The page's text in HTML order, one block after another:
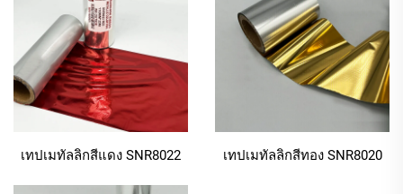
ผลิต การจัดส่ง และการจัดจำหน่าย ช่วยรักษาความต่อ
เนื่องของภาพลักษณ์แบรนด์
1.3 การยึดติดพิเศษสำหรับพื้นผิวเรียบ
ริบบิ้นสีเมทัลลิกได้รับการปรับให้เหมาะสมสำหรับพื้นผิว
เรียบ สามารถยึดติดได้อย่างแนบสนิทกับริบบิ้นซาติน (ซึ่ง
เป็นวัสดุหลักสำหรับของขวัญ/งานฝีมือ) และฟิล์ม
พลาสติก (PET/PP ที่นิยมใช้ในบรรจุภัณฑ์ระดับพรีเมียม)
เทปเมทัลลิกสีแดง SNR8022 เทปเมทัลลิกสีทอง SNR8020